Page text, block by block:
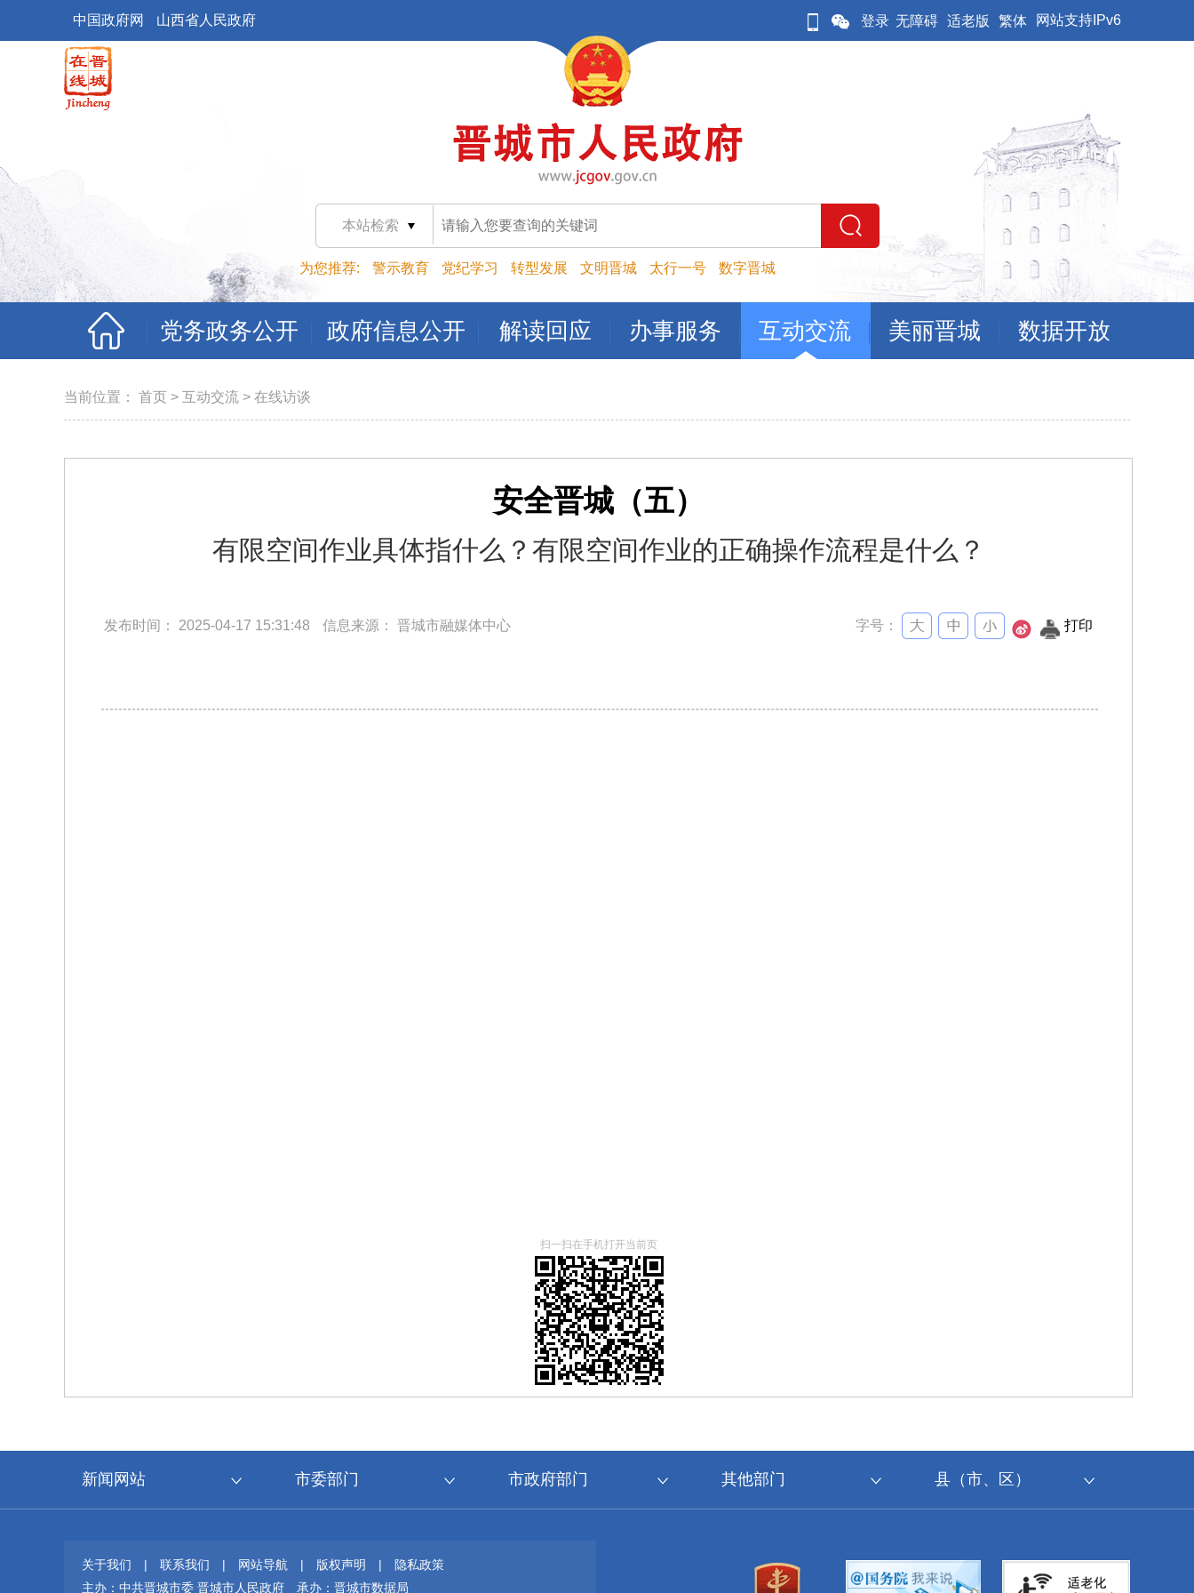
中国政府网 山西省人民政府 登录 无障碍 适老版 繁体 网站支持IPv6
本站检索
为您推荐: 警示教育 党纪学习 转型发展 文明晋城 太行一号 数字晋城
党务政务公开 政府信息公开 解读回应 办事服务 互动交流 美丽晋城 数据开放
当前位置： 首页 > 互动交流 > 在线访谈
安全晋城（五）
有限空间作业具体指什么？有限空间作业的正确操作流程是什么？
发布时间： 2025-04-17 15:31:48 信息来源： 晋城市融媒体中心 字号： 打印
扫一扫在手机打开当前页
新闻网站 市委部门 市政府部门 其他部门 县（市、区）
关于我们 | 联系我们 | 网站导航 | 版权声明 |
隐私政策
主办：中共晋城市委 晋城市人民政府
承办：晋城市数据局